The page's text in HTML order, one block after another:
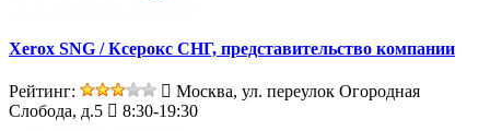
Xerox SNG / Ксерокс СНГ, представительство компании
Рейтинг:
Москва, ул. переулок Огородная
Слобода, д.5
8:30-19:30